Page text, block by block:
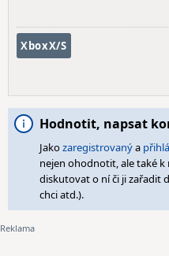
XboxX/S
Hodnotit, napsat
Jakozaregistrovanýa
nejen ohodnotit, ale také
diskutovat o ní či ji zařadit
chci atd.).